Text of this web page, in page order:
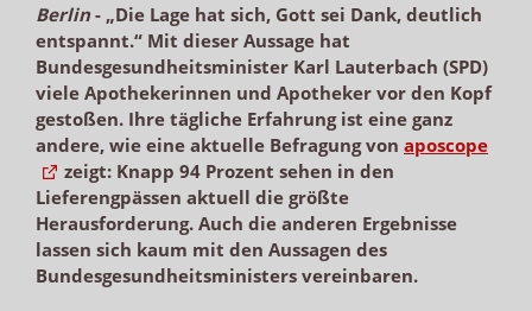
Berlin- „Die Lage hat sich, Gott sei Dank, deutlich
entspannt.“ Mit dieser Aussage hat
Bundesgesundheitsminister Karl Lauterbach (SPD)
viele Apothekerinnen und Apotheker vor den Kopf
gestoßen. Ihre tägliche Erfahrung ist eine ganz
andere, wie eine aktuelle Befragung von aposcope
zeigt: Knapp 94 Prozent sehen in den
Lieferengpässen aktuell die größte
Herausforderung. Auch die anderen Ergebnisse
lassen sich kaum mit den Aussagen des
Bundesgesundheitsministers vereinbaren.